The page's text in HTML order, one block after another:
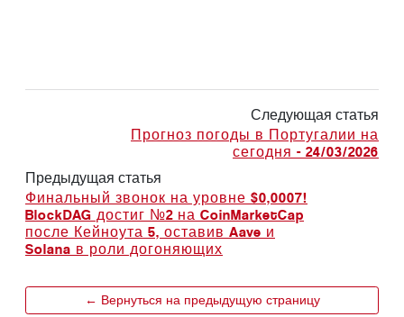
Следующая статья
Прогноз погоды в Португалии на
сегодня - 24/03/2026
Предыдущая статья
Финальный звонок на уровне $0,0007!
BlockDAG достиг №2 на CoinMarketCap
после Кейноута 5, оставив Aave и
Solana в роли догоняющих
← Вернуться на предыдущую страницу